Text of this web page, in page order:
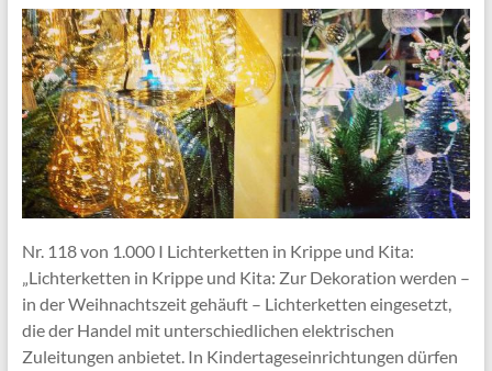
Nr. 118 von 1.000 I Lichterketten in Krippe und Kita:
„Lichterketten in Krippe und Kita: Zur Dekoration werden –
in der Weihnachtszeit gehäuft – Lichterketten eingesetzt,
die der Handel mit unterschiedlichen elektrischen
Zuleitungen anbietet. In Kindertageseinrichtungen dürfen